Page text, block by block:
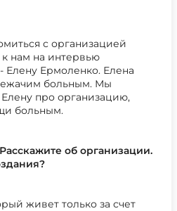
с организацией
нам на интервью
Елену Ермоленко. Елена
больным. Мы
про организацию,
больным.
об организации.
живет только за счет